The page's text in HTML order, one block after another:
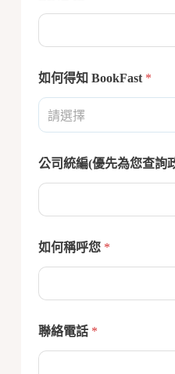
如何得知 BookFast *
公司統編(優先為您查詢
如何稱呼您 *
聯絡電話 *